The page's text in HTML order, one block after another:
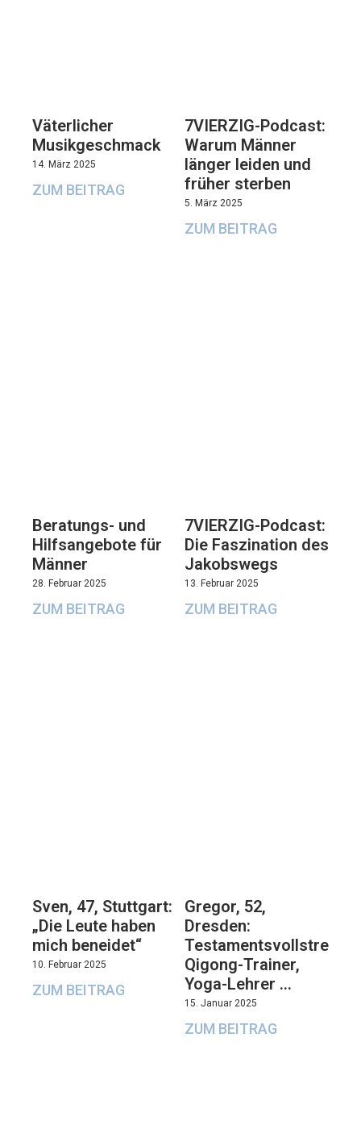
Väterlicher
Musikgeschmack
14. März 2025
ZUM BEITRAG
7VIERZIG-Podcast:
Warum Männer
länger leiden und
früher sterben
5. März 2025
ZUM BEITRAG
Beratungs- und
Hilfsangebote für
Männer
28. Februar 2025
ZUM BEITRAG
7VIERZIG-Podcast:
Die Faszination des
Jakobswegs
13. Februar 2025
ZUM BEITRAG
Sven, 47, Stuttgart:
„Die Leute haben
mich beneidet“
10. Februar 2025
ZUM BEITRAG
Gregor, 52,
Dresden:
Qigong-Trainer,
Yoga-Lehrer …
15. Januar 2025
ZUM BEITRAG